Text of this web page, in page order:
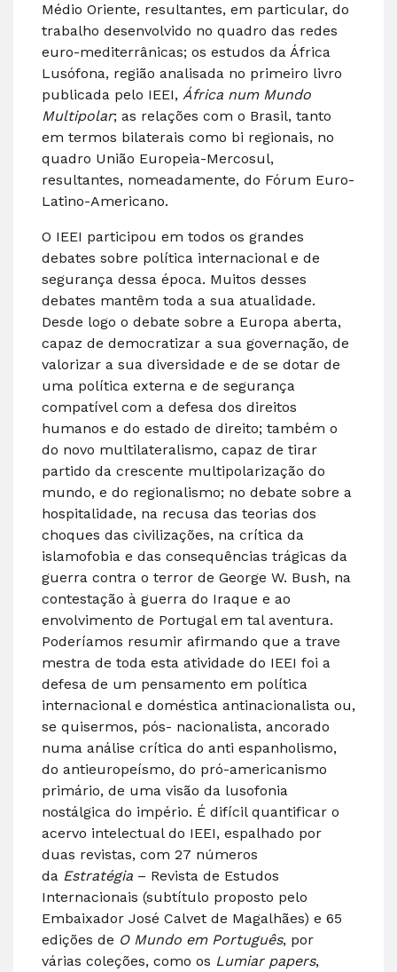
Médio Oriente, resultantes, em particular, do
trabalho desenvolvido no quadro das redes
euro-mediterrânicas; os estudos da África
Lusófona, região analisada no primeiro livro
publicada pelo IEEI, África num Mundo
Multipolar; as relações com o Brasil, tanto
em termos bilaterais como bi regionais, no
quadro União Europeia-Mercosul,
resultantes, nomeadamente, do Fórum Euro-
Latino-Americano.
O IEEI participou em todos os grandes
debates sobre política internacional e de
segurança dessa época. Muitos desses
debates mantêm toda a sua atualidade.
Desde logo o debate sobre a Europa aberta,
capaz de democratizar a sua governação, de
valorizar a sua diversidade e de se dotar de
uma política externa e de segurança
compatível com a defesa dos direitos
humanos e do estado de direito; também o
do novo multilateralismo, capaz de tirar
partido da crescente multipolarização do
mundo, e do regionalismo; no debate sobre a
hospitalidade, na recusa das teorias dos
choques das civilizações, na crítica da
islamofobia e das consequências trágicas da
guerra contra o terror de George W. Bush, na
contestação à guerra do Iraque e ao
envolvimento de Portugal em tal aventura.
Poderíamos resumir afirmando que a trave
mestra de toda esta atividade do IEEI foi a
defesa de um pensamento em política
internacional e doméstica antinacionalista ou,
se quisermos, pós- nacionalista, ancorado
numa análise crítica do anti espanholismo,
do antieuropeísmo, do pró-americanismo
primário, de uma visão da lusofonia
nostálgica do império. É difícil quantificar o
acervo intelectual do IEEI, espalhado por
duas revistas, com 27 números
da Estratégia – Revista de Estudos
Internacionais (subtítulo proposto pelo
Embaixador José Calvet de Magalhães) e 65
edições de O Mundo em Português, por
várias coleções, como os Lumiar papers,